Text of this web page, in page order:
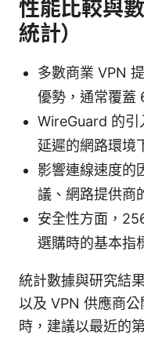
性能比較與
統計）
多數商業 VPN
優勢，通常覆蓋
WireGuard 的引
延遲的網路環境
影響連線速度的
議、網路提供商
安全性方面，
選購時的基本指
統計數據與研究結
以及 VPN 供應商
時，建議以最近的